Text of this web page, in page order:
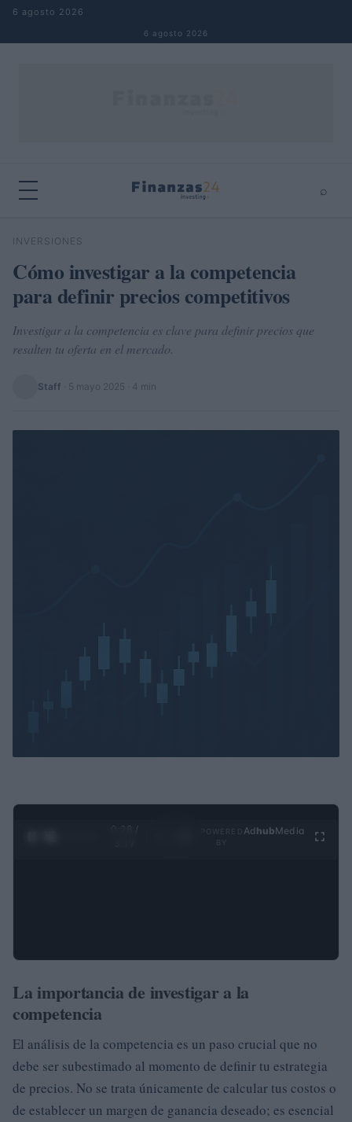
Saltar al contenido
6 agosto 2026
6 agosto 2026
⌕
Buscar
INVERSIONES
Cómo investigar a la competencia
para definir precios competitivos
Investigar a la competencia es clave para definir precios que
resalten tu oferta en el mercado.
Staff 5 mayo 2025 · 4 min
0:29 /
Ad hubMedia
La importancia de investigar a la
competencia
El análisis de la competencia es un paso crucial que no
debe ser subestimado al momento de definir tu estrategia
de precios. No se trata únicamente de calcular tus costos o
de establecer un margen de ganancia deseado; es esencial